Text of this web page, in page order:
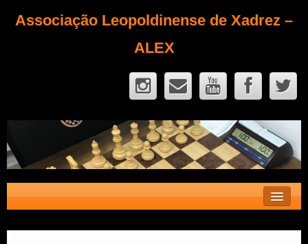
Associação Leopoldinense de Xadrez –
ALEX